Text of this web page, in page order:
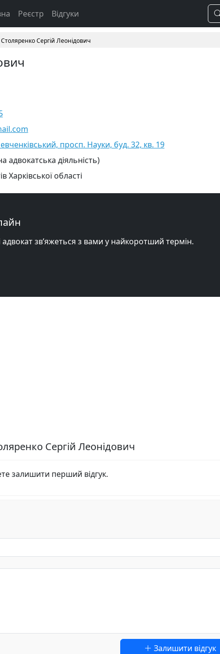
Реєстр Відгуки
Столяренко Сергій Леонідович
просп. Науки, буд. 32, кв. 19
адвокатська діяльність)
Харківської області
зв’яжеться з вами у найкоротший термін.
Сергій Леонідович
залишити перший відгук.
Залишити відгук